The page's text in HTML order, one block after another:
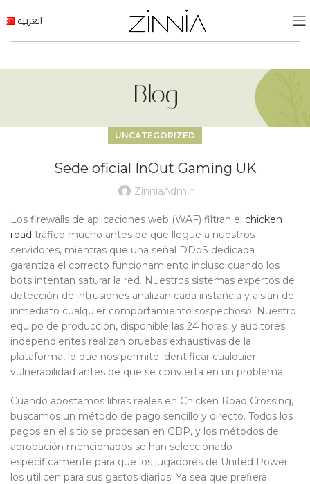
العربية
Blog
UNCATEGORIZED
Sede oficial InOut Gaming UK
ZinniaAdmin
Los firewalls de aplicaciones web (WAF) filtran el chicken
road tráfico mucho antes de que llegue a nuestros
servidores, mientras que una señal DDoS dedicada
garantiza el correcto funcionamiento incluso cuando los
bots intentan saturar la red. Nuestros sistemas expertos de
detección de intrusiones analizan cada instancia y aíslan de
inmediato cualquier comportamiento sospechoso. Nuestro
equipo de producción, disponible las 24 horas, y auditores
independientes realizan pruebas exhaustivas de la
plataforma, lo que nos permite identificar cualquier
vulnerabilidad antes de que se convierta en un problema.
Cuando apostamos libras reales en Chicken Road Crossing,
buscamos un método de pago sencillo y directo. Todos los
pagos en el sitio se procesan en GBP, y los métodos de
aprobación mencionados se han seleccionado
específicamente para que los jugadores de United Power
los utilicen para sus gastos diarios. Ya sea que prefiera